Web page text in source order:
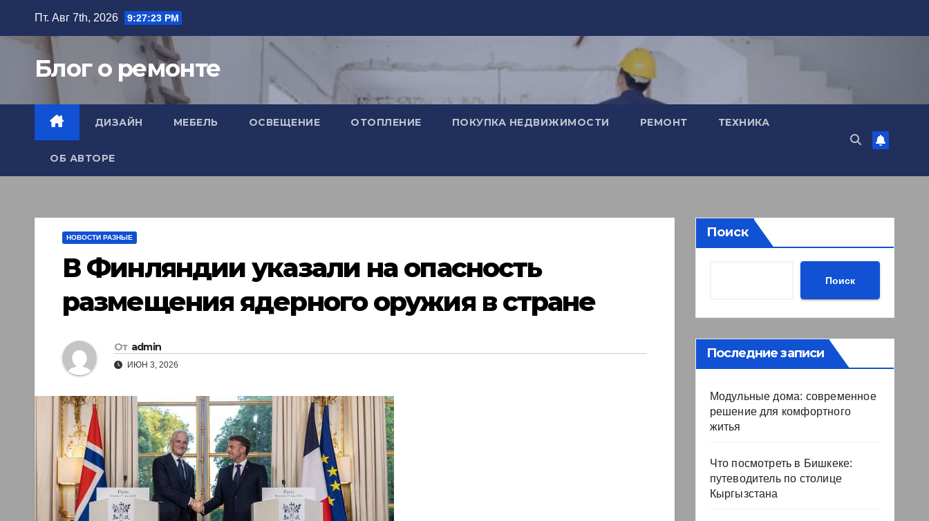
содержимому
Пт. Авг 7th, 2026 9:27:24 PM
Блог о ремонте
ДИЗАЙН МЕБЕЛЬ ОСВЕЩЕНИЕ ОТОПЛЕНИЕ ПОКУПКА НЕДВИЖИМОСТИ РЕМОНТ ТЕХНИКА
ОБ АВТОРЕ
НОВОСТИ РАЗНЫЕ
В Финляндии указали на опасность
размещения ядерного оружия в стране
От admin
ИЮН 3, 2026
Поиск
Поиск
Последние записи
Модульные дома: современное
решение для комфортного
житья
Что посмотреть в Бишкеке:
путеводитель по столице
Кыргызстана